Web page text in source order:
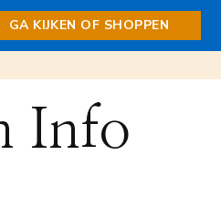
GA KIJKEN OF SHOPPEN
Info